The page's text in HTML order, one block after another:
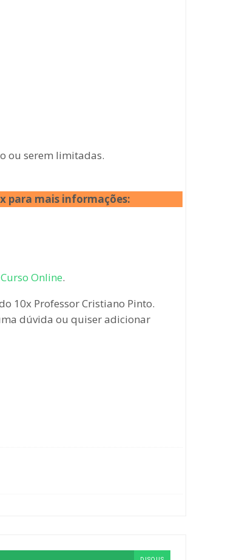
ou serem limitadas.
para mais informações:
Online.
10x Professor Cristiano Pinto.
dúvida ou quiser adicionar